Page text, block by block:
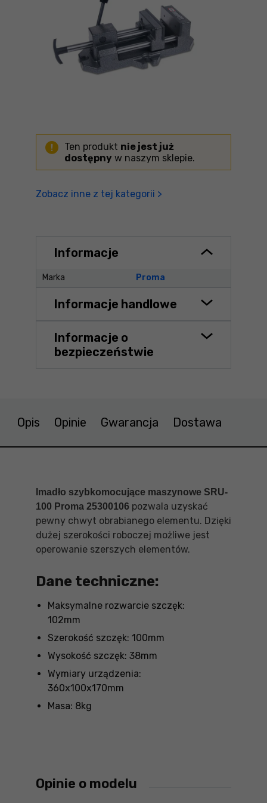
Ten produkt nie jest już
dostępny w naszym sklepie.
Zobacz inne z tej kategorii >
Informacje
Marka Proma
Informacje handlowe
Informacje o
bezpieczeństwie
Opis Opinie Gwarancja Dostawa
Imadło szybkomocujące maszynowe SRU-
100 Proma 25300106 pozwala uzyskać
pewny chwyt obrabianego elementu. Dzięki
dużej szerokości roboczej możliwe jest
operowanie szerszych elementów.
Dane techniczne:
Maksymalne rozwarcie szczęk:
102mm
Szerokość szczęk: 100mm
Wysokość szczęk: 38mm
Wymiary urządzenia:
360x100x170mm
Masa: 8kg
Opinie o modelu